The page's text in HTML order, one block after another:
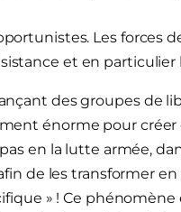
Les forces
et en particulier
des groupes de
énorme pour
en la lutte armée,
de les transformer
» ! Ce